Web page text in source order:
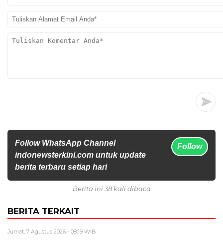
Follow WhatsApp Channel
indonewsterkini.com untuk update
berita terbaru setiap hari
Follow
Berita ini 38 kali dibaca
BERITA TERKAIT
Jumat, 7 Agustus 2026 - 08:19 WIB